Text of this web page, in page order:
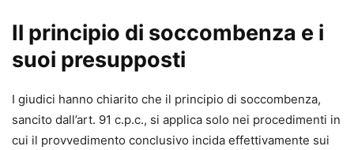
Il principio di soccombenza e i
suoi presupposti
I giudici hanno chiarito che il principio di soccombenza,
sancito dall’art. 91 c.p.c., si applica solo nei procedimenti in
cui il provvedimento conclusivo incida effettivamente sui